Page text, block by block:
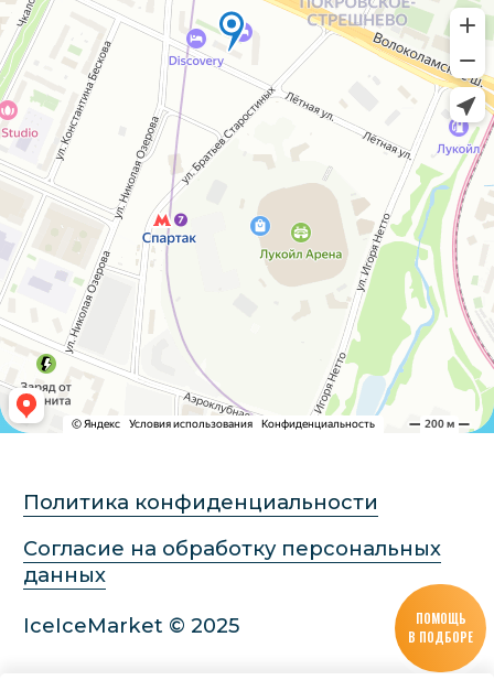
ПОМОЩЬ
В ПОДБОРЕ